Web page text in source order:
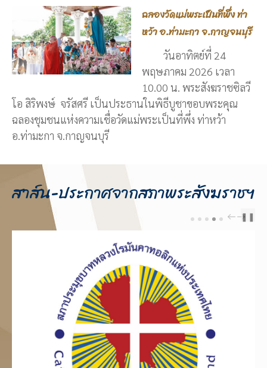
ฉลองวัดแม่พระเป็นที่พึ่ง ท่า
หว้า อ.ท่ามะกา จ.กาญจนบุรี
วันอาทิตย์ที่ 24
พฤษภาคม 2026 เวลา
10.00 น. พระสังฆราชซิลวี
โอ สิริพงษ์ จรัสศรี เป็นประธานในพิธีบูชาขอบพระคุณ
ฉลองชุมชนแห่งความเชื่อวัดแม่พระเป็นที่พึ่ง ท่าหว้า
อ.ท่ามะกา จ.กาญจนบุรี
สาส์น-ประกาศจากสภาพระสังฆราชฯ
PREVNEXT
❚❚